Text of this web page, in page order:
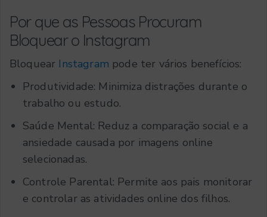
Por que as Pessoas Procuram
Bloquear o Instagram
Bloquear Instagram pode ter vários benefícios:
Produtividade: Minimiza distrações durante o
trabalho ou estudo.
Saúde Mental: Reduz a comparação social e a
ansiedade causada por imagens online
selecionadas.
Controle Parental: Permite aos pais monitorar
e controlar as atividades online dos filhos.